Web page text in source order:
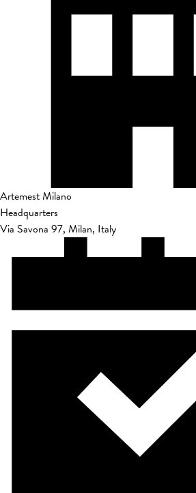
Artemest Milano
Headquarters
Via Savona 97, Milan, Italy